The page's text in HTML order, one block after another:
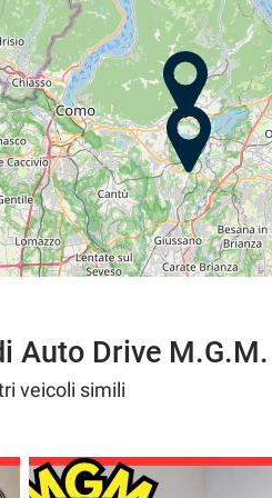
.
Drive M.G.M.
veicoli simili